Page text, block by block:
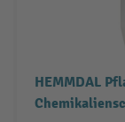
HEMMDAL